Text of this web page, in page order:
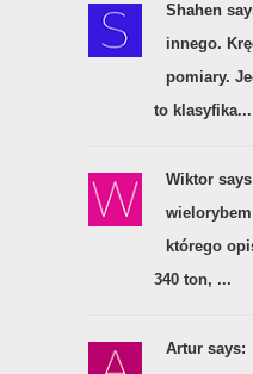
Shahen
innego.
pomiary.
to klasyfika...
Wiktor
którego
340 ton, ...
Artur says: